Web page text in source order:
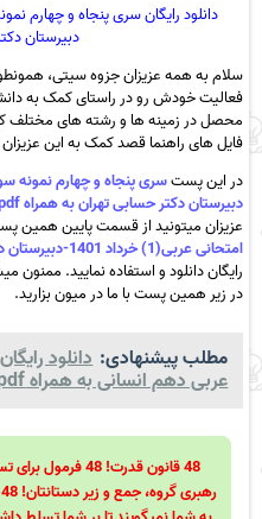
دبیرستان
سلام به همه عزیزان جزوه سیتی،
فعالیت خودش رو در راستای کمک به
محصل در زمینه ها و رشته های مختلف
فایل های راهنما قصد کمک به این عزیزان
در این پست
دبیرستان دکتر حسابی تهران به همراه pdf
عزیزان میتونید از قسمت پایین همین
امتحانی عربی(1) خرداد 1401-دبیرستان دکتر حسابی تهران به همراه pdf
رایگان دانلود و استفاده نمایید. ممنون
در زیر همین پست با ما در میون بزارید.
مطلب پیشنهادی: دانلود
عربی دهم انسانی به همراه pdf